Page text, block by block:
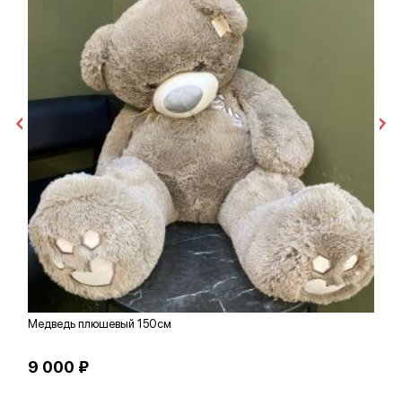
Медведь плюшевый 150см
9 000 ₽